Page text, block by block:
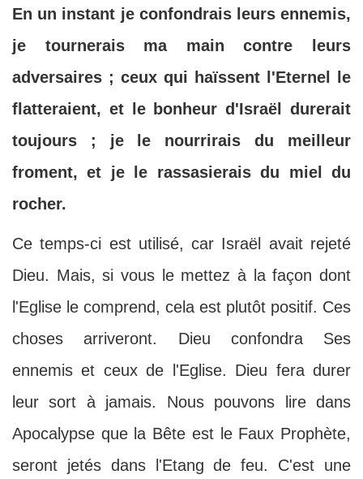
En un instant je confondrais leurs ennemis,
je tournerais ma main contre leurs
adversaires ; ceux qui haïssent l'Eternel le
flatteraient, et le bonheur d'Israël durerait
toujours ; je le nourrirais du meilleur
froment, et je le rassasierais du miel du
rocher.
Ce temps-ci est utilisé, car Israël avait rejeté
Dieu. Mais, si vous le mettez à la façon dont
l'Eglise le comprend, cela est plutôt positif. Ces
choses arriveront. Dieu confondra Ses
ennemis et ceux de l'Eglise. Dieu fera durer
leur sort à jamais. Nous pouvons lire dans
Apocalypse que la Bête est le Faux Prophète,
seront jetés dans l'Etang de feu. C'est une